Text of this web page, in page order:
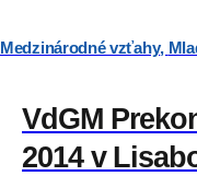
Medzinárodné vzťahy,
VdGM
2014 v